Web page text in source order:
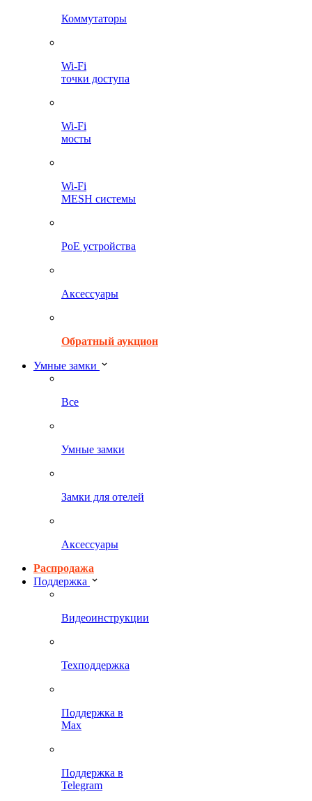
Коммутаторы
Wi-Fi
точки доступа
Wi-Fi
мосты
Wi-Fi
MESH системы
PoE устройства
Аксессуары
Обратный аукцион
Умные замки
Все
Умные замки
Замки для отелей
Аксессуары
Распродажа
Поддержка
Видеоинструкции
Техподдержка
Поддержка в
Max
Поддержка в
Telegram